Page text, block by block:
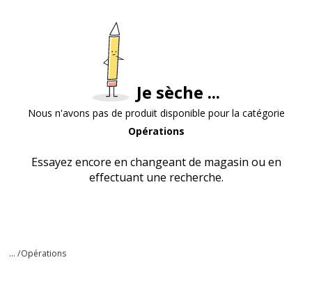
Je sèche ...
Nous n'avons pas de produit disponible pour la catégorie
Opérations
Essayez encore en changeant de magasin ou en
effectuant une recherche.
... /Opérations